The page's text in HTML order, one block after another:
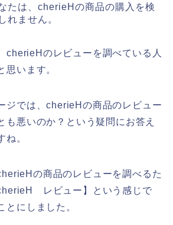
たは、cherieHの商品の購入を検
れません。
cherieHのレビューを調べている人
思います。
ジでは、cherieHの商品のレビュー
も悪いのか？という疑問にお答え
ね。
の商品のレビューを調べるた
レビュー】という感じで
とにしました。